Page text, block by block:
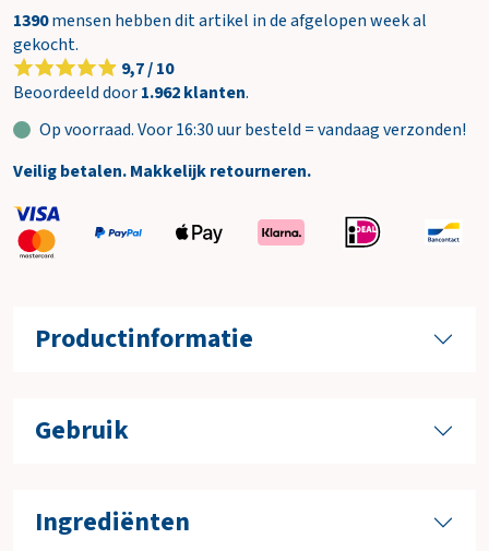
1390mensen hebben dit artikel in de afgelopen week al
gekocht.
9,7 / 10
Beoordeeld door1.962 klanten.
Op voorraad. Voor 16:30 uur besteld = vandaag verzonden!
Veilig betalen. Makkelijk retourneren.
Productinformatie
Gebruik
Ingrediënten